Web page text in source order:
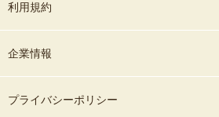
利用規約
企業情報
プライバシーポリシー